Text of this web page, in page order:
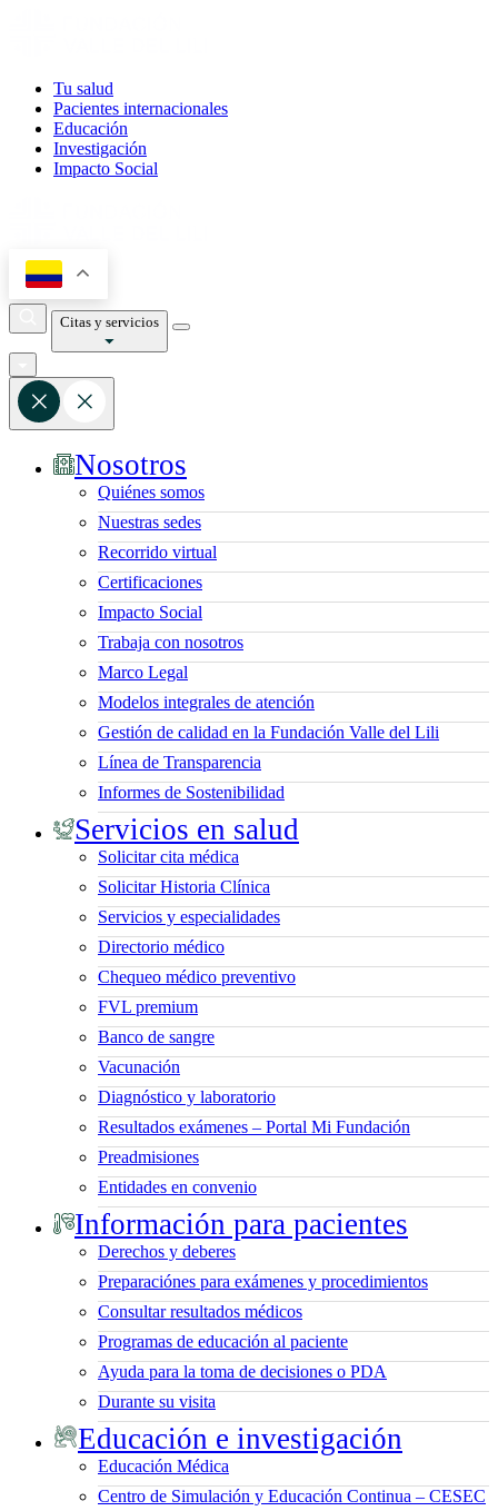
Tu salud
Pacientes internacionales
Educación
Investigación
Impacto Social
Citas y servicios
Nosotros
Quiénes somos
Nuestras sedes
Recorrido virtual
Certificaciones
Impacto Social
Trabaja con nosotros
Marco Legal
Modelos integrales de atención
Gestión de calidad en la Fundación Valle del Lili
Línea de Transparencia
Informes de Sostenibilidad
Servicios en salud
Solicitar cita médica
Solicitar Historia Clínica
Servicios y especialidades
Directorio médico
Chequeo médico preventivo
FVL premium
Banco de sangre
Vacunación
Diagnóstico y laboratorio
Resultados exámenes – Portal Mi Fundación
Preadmisiones
Entidades en convenio
Información para pacientes
Derechos y deberes
Preparaciónes para exámenes y procedimientos
Consultar resultados médicos
Programas de educación al paciente
Ayuda para la toma de decisiones o PDA
Durante su visita
Educación e investigación
Educación Médica
Centro de Simulación y Educación Continua – CESEC